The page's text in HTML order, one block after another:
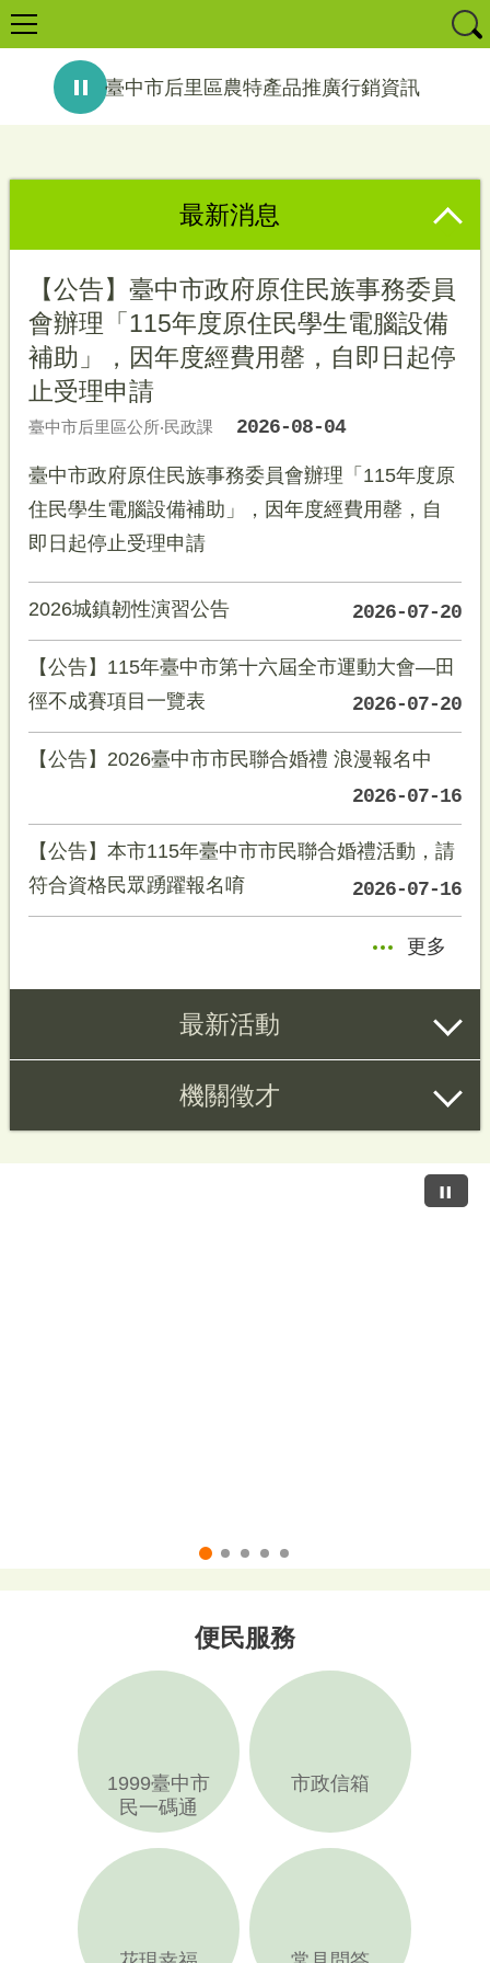
臺中市后里區農特產品推廣行銷資訊
最新消息
【公告】臺中市政府原住民族事務委員
會辦理「115年度原住民學生電腦設備
補助」，因年度經費用罄，自即日起停
止受理申請
臺中市后里區公所‧民政課 2026-08-04
臺中市政府原住民族事務委員會辦理「115年度原
住民學生電腦設備補助」，因年度經費用罄，自
即日起停止受理申請
2026城鎮韌性演習公告 2026-07-20
【公告】115年臺中市第十六屆全市運動大會—田
徑不成賽項目一覽表
2026-07-20
【公告】2026臺中市市民聯合婚禮 浪漫報名中
2026-07-16
【公告】本市115年臺中市市民聯合婚禮活動，請
符合資格民眾踴躍報名唷
2026-07-16
更多
最新活動
機關徵才
公告因應2026城鎮韌性（防空）演習行動網路降速演練，宣導及及可行因應措施
便民服務
1999臺中市
民一碼通
市政信箱